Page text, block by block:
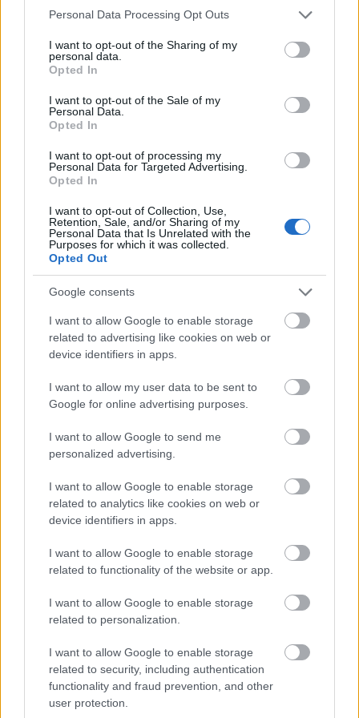
Please note that this website/app uses one or more Google
not limited to your visit or usage behaviour. You may click to
grant or deny consent to Google and its third-party tags to
use your data for below specified purposes in below Google
consent section.
Personal Data Processing Opt Outs
I want to opt-out of the Sharing of my
personal data.
Opted In
I want to opt-out of the Sale of my
Personal Data.
Opted In
I want to opt-out of processing my
Personal Data for Targeted Advertising.
Opted In
I want to opt-out of Collection, Use,
Retention, Sale, and/or Sharing of my
Personal Data that Is Unrelated with the
Purposes for which it was collected.
Opted Out
Google consents
I want to allow Google to enable storage
related to advertising like cookies on web or
device identifiers in apps.
I want to allow my user data to be sent to
Google for online advertising purposes.
I want to allow Google to send me
personalized advertising.
I want to allow Google to enable storage
related to analytics like cookies on web or
device identifiers in apps.
I want to allow Google to enable storage
related to functionality of the website or app.
I want to allow Google to enable storage
related to personalization.
I want to allow Google to enable storage
related to security, including authentication
functionality and fraud prevention, and other
user protection.
helyett vér, veríték és könnyek vártak rájuk. A
a kíváncsiság, hogy hősünk – fő- vagy anti-,…
tv-poszter + van képünk hozzá +
szereposztó dívány: ash vs evil dead
(2015)
•
Ollókezű Edward sem áll távol a szívemtől, de a
vágtagot létrehozó?), fiktív hősök személyes
panteonjában nálam mindig Ash Williams lesz az
első. Egy láncfűrész az egy láncfűrész, simán üt tíz
ollót is. Természetesen az emblematikus szerszám…